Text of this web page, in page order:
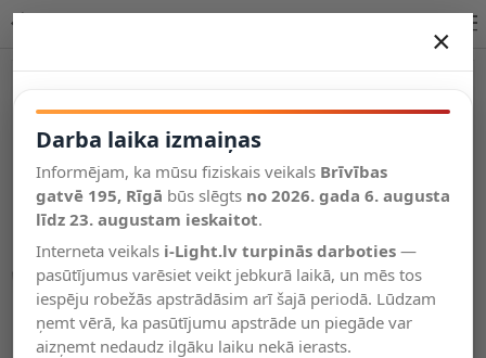
Salīdzināt
Vēlmju
saraksts
Valodas
×
Darba laika izmaiņas
Informējam, ka mūsu fiziskais veikals Brīvības
gatvē 195, Rīgā būs slēgts no 2026. gada 6. augusta
līdz 23. augustam ieskaitot.
Interneta veikals i-Light.lv turpinās darboties —
pasūtījumus varēsiet veikt jebkurā laikā, un mēs tos
iespēju robežās apstrādāsim arī šajā periodā. Lūdzam
ņemt vērā, ka pasūtījumu apstrāde un piegāde var
aizņemt nedaudz ilgāku laiku nekā ierasts.